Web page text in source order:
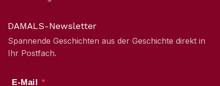
DAMALS-Newsletter
Spannende Geschichten aus der Geschichte direkt in
Ihr Postfach.